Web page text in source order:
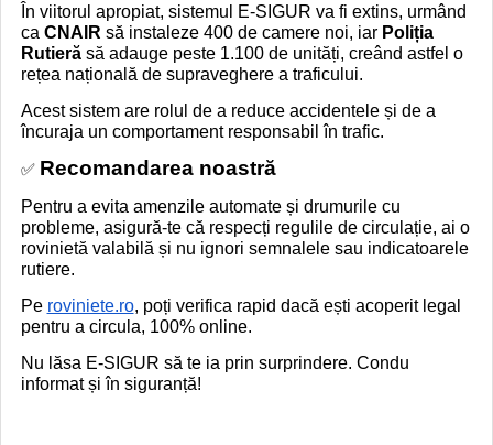
În viitorul apropiat, sistemul E-SIGUR va fi extins, urmând
ca CNAIR să instaleze 400 de camere noi, iar Poliția
Rutierăsă adauge peste 1.100 de unități, creând astfel o
rețea națională de supraveghere a traficului.
Acest sistem are rolul de a reduce accidentele și de a
încuraja un comportament responsabil în trafic.
✅ Recomandarea noastră
Pentru a evita amenzile automate și drumurile cu
probleme, asigură-te că respecți regulile de circulație, ai o
rovinietă valabilă și nu ignori semnalele sau indicatoarele
rutiere.
Pe roviniete.ro, poți verifica rapid dacă ești acoperit legal
pentru a circula, 100% online.
Nu lăsa E-SIGUR să te ia prin surprindere. Condu
informat și în siguranță!